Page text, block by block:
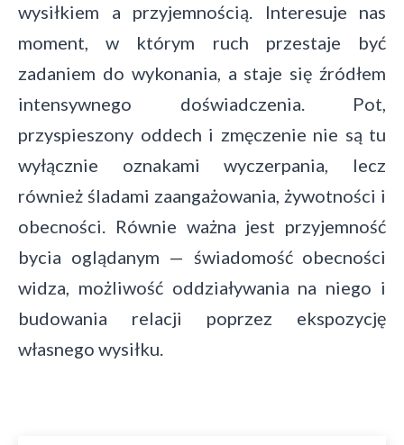
wysiłkiem a przyjemnością. Interesuje nas
moment, w którym ruch przestaje być
zadaniem do wykonania, a staje się źródłem
intensywnego doświadczenia. Pot,
przyspieszony oddech i zmęczenie nie są tu
wyłącznie oznakami wyczerpania, lecz
również śladami zaangażowania, żywotności i
obecności. Równie ważna jest przyjemność
bycia oglądanym — świadomość obecności
widza, możliwość oddziaływania na niego i
budowania relacji poprzez ekspozycję
własnego wysiłku.